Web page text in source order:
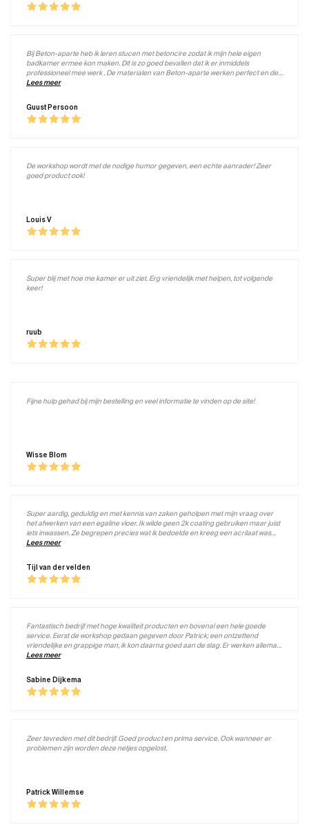
Guust Persoon
Bij Beton-aparte heb ik leren stucen met betoncire zodat ik mijn hele eigen
badkamer ermee kon maken. Dit is zo goed bevallen dat ik er inmiddels
professioneel mee werk . De materialen van Beton-aparte werken perfect en de
begeleiding en adviezen getuigen van erg veel vakkennis. Goede materialen,
Lees meer
Louis V
De workshop wordt met de nodige humor gegeven, een echte aanrader! Zeer
goed product ook!
ruub
Super blij met hoe me kamer er uit ziet. Erg vriendelijk met helpen, tot volgende
keer!
Wisse Blom
Fijne hulp gehad bij mijn bestelling en veel informatie te vinden op de site!
Tijl van der velden
Super aardig, geduldig en met kennis van zaken geholpen met mijn vraag over
het afwerken van een egaline vloer. Ik wilde geen 2k coating gebruiken maar juist
iets inwassen. Ze begrepen precies wat ik bedoelde en kreeg een acrilaat was
mee. En het resultaat is super !! Mijn dank is groot.
Lees meer
Sabine Dijkema
Fantastisch bedrijf met hoge kwaliteit producten en bovenal een hele goede
service. Eerst de workshop gedaan gegeven door Patrick; een ontzettend
vriendelijke en grappige man, ik kon daarna goed aan de slag. Er werken allemaal
lieve mensen, koffie staat altijd klaar en de service is top!
Lees meer
Patrick Willemse
Zeer tevreden met dit bedrijf. Goed product en prima service. Ook wanneer er
problemen zijn worden deze netjes opgelost.